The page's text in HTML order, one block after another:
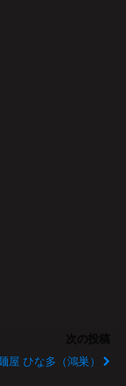
屋 ひな多（鴻巣）